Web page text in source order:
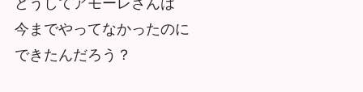
今までやってなかったのに
できたんだろう？